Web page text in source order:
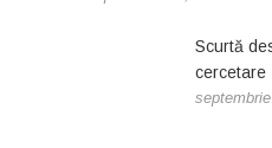
Scurtă
cercetare